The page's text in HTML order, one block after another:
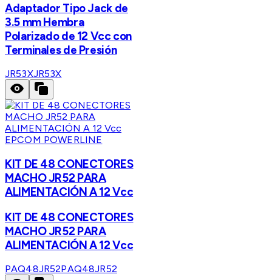
Adaptador Tipo Jack de
3.5 mm Hembra
Polarizado de 12 Vcc con
Terminales de Presión
JR53XJR53X
EPCOM POWERLINE
KIT DE 48 CONECTORES
MACHO JR52 PARA
ALIMENTACIÓN A 12 Vcc
KIT DE 48 CONECTORES
MACHO JR52 PARA
ALIMENTACIÓN A 12 Vcc
PAQ48JR52PAQ48JR52